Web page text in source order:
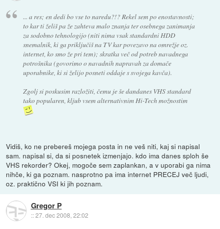
... a res; en dedi bo vse to naredu?!? Rekel sem po enostavnosti;
to kar ti želiš pa že zahteva malo znanja ter osebnega zanimanja
za sodobno tehnologijo (niti nima vsak standardni HDD
snemalnik, ki ga priključiš na TV kar povezavo na omrežje oz.
internet, ko smo že pri tem); skratka več od potreb navadnega
potrošnika (govorimo o navadnih napravah za domače
uporabnike, ki si želijo posneti oddaje s svojega kavča).
Zgolj si poskusim razložiti, čemu je še dandanes VHS standard
tako popularen, kljub vsem alternativnim Hi-Tech možnostim
Vidiš, ko ne prebereš mojega posta in ne veš niti, kaj si napisal
sam. napisal si, da si posnetek izmenjajo. kdo ima danes sploh še
VHS rekorder? Okej, mogoče sem zaplankan, a v uporabi ga nima
nihče, ki ga poznam. nasprotno pa ima internet PRECEJ več ljudi,
oz. praktično VSI ki jih poznam.
Gregor P
::27. dec 2008, 22:02